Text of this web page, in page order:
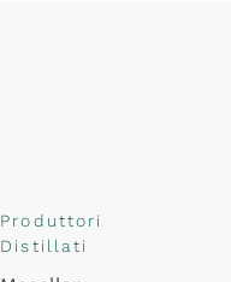
Produttori
Distillati